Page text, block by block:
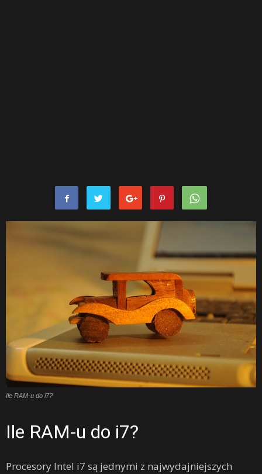
Ile RAM-u do i7?
Ile RAM-u do i7?
Procesory Intel i7 są jednymi z najwydajniejszych